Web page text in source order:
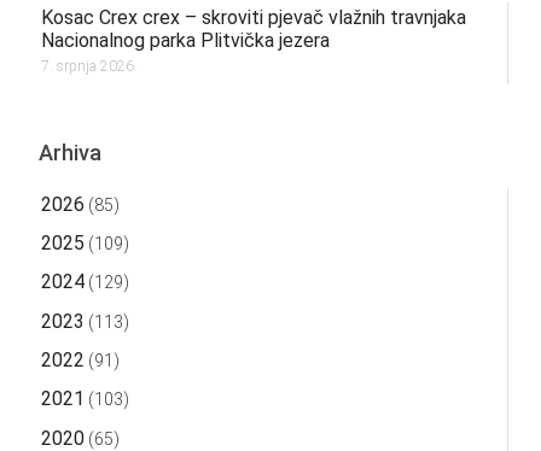
Kosac Crex crex – skroviti pjevač vlažnih travnjaka
Nacionalnog parka Plitvička jezera
7. srpnja 2026.
Arhiva
2026 (85)
2025 (109)
2024(129)
2023 (113)
2022 (91)
2021 (103)
2020(65)